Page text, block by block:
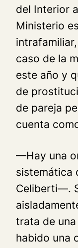
del Interior
Ministerio
caso de la
este año y
de
de pareja
cuenta
—Hay una
sistemática
Celiberti—.
trata de
habido una